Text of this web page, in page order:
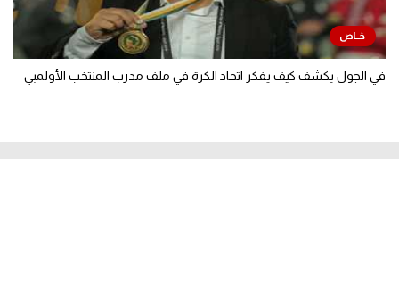
في الجول يكشف كيف يفكر اتحاد الكرة في ملف مدرب المنتخب الأولمبي